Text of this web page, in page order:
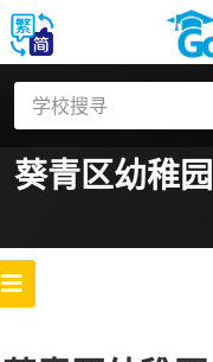
葵青区幼稚园